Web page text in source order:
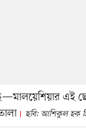
এই
ছবি: আশিকুল হক